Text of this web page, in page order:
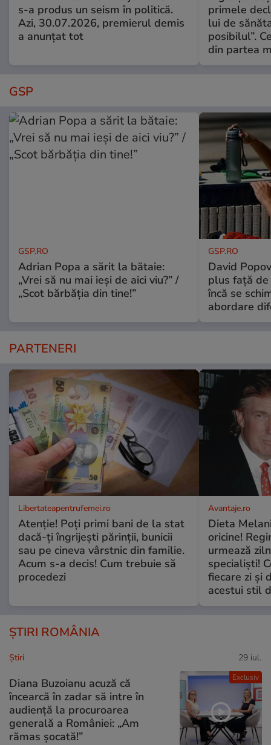
s-a produs un seism în politică.
Azi, 30.07.2026, premierul demis
a anunțat tot
primele
lui de
posibilul”.
din partea
GSP
GSP.RO
Adrian Popa a sărit la bătaie:
„Vrei să nu mai ieși de aici viu?” /
„Scot bărbăția din tine!”
GSP.RO
David
plus față de
încă se
abordare
PARTENERI
Libertateapentrufemei.ro
Atenție! Poți primi bani de la stat
dacă-ți îngrijești părinții, bunicii
sau pe cineva vârstnic din familie.
Acum s-a decis! Cum trebuie să
procedezi
Avantaje.ro
Dieta
oricine!
urmează
specialiști!
fiecare zi și
acestui stil
ȘTIRI ROMÂNIA
Exclusiv
Ştiri 29 iul.
Diana Buzoianu acuză că
încearcă în zadar să intre în
audiență la procuroarea
generală a României: „Am
rămas șocată!”